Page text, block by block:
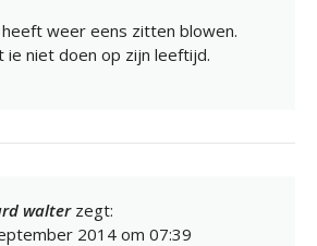
heeft weer eens zitten blowen.
ie niet doen op zijn leeftijd.
walter zegt:
2014 om 07:39